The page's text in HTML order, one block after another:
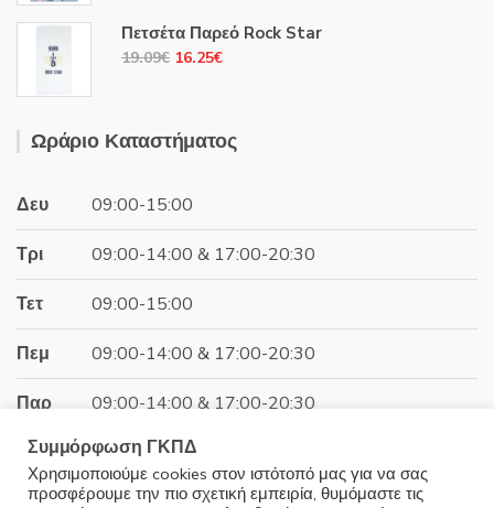
10.20€.είναι:
8.68€.
Πετσέτα Παρεό Rock Star
19.09€ Original
19.09€.
16.25€Η
είναι:
Ωράριο Καταστήματος
Δευ 09:00-15:00
Τρι 09:00-14:00 & 17:00-20:30
Τετ 09:00-15:00
Πεμ 09:00-14:00 & 17:00-20:30
Παρ 09:00-14:00 & 17:00-20:30
Σαβ 09:00-15:00
Κυρ Κλειστά
Συμμόρφωση ΓΚΠΔ
Χρησιμοποιούμε cookies στον ιστότοπό μας για να σας
προσφέρουμε την πιο σχετική εμπειρία, θυμόμαστε τις